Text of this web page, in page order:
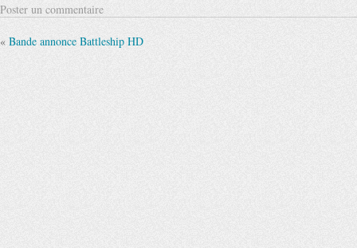
Poster un commentaire
« Bande annonce Battleship HD